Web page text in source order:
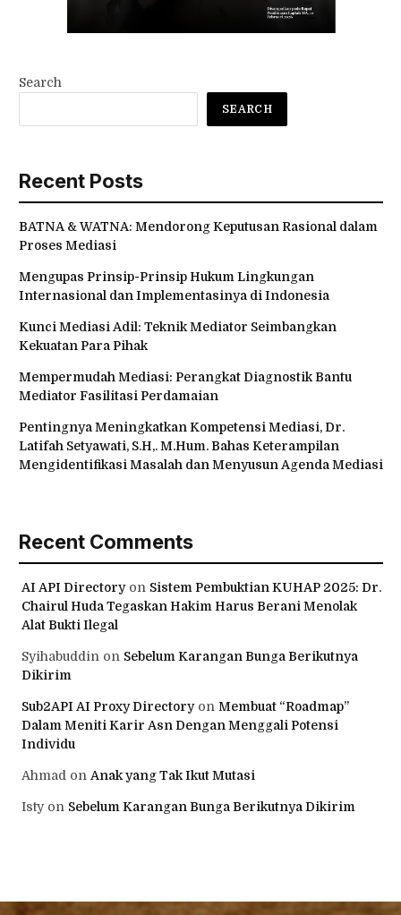
Search
SEARCH
Recent Posts
BATNA & WATNA: Mendorong Keputusan Rasional dalam
Proses Mediasi
Mengupas Prinsip-Prinsip Hukum Lingkungan
Internasional dan Implementasinya di Indonesia
Kunci Mediasi Adil: Teknik Mediator Seimbangkan
Kekuatan Para Pihak
Mempermudah Mediasi: Perangkat Diagnostik Bantu
Mediator Fasilitasi Perdamaian
Pentingnya Meningkatkan Kompetensi Mediasi, Dr.
Latifah Setyawati, S.H,. M.Hum. Bahas Keterampilan
Mengidentifikasi Masalah dan Menyusun Agenda Mediasi
Recent Comments
AI API Directoryon Sistem Pembuktian KUHAP 2025: Dr.
Chairul Huda Tegaskan Hakim Harus Berani Menolak
Alat Bukti Ilegal
Syihabuddin on Sebelum Karangan Bunga Berikutnya
Dikirim
Sub2API AI Proxy Directoryon Membuat “Roadmap”
Dalam Meniti Karir Asn Dengan Menggali Potensi
Individu
Ahmad on Anak yang Tak Ikut Mutasi
Istyon Sebelum Karangan Bunga Berikutnya Dikirim